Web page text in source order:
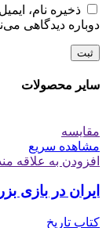
ذخیره نام،
دوباره دیدگاهی
سایر محصولات
مقایسه
مشاهده سریع
افزودن به علاقه
ایران در بازی
کتاب تاریخ